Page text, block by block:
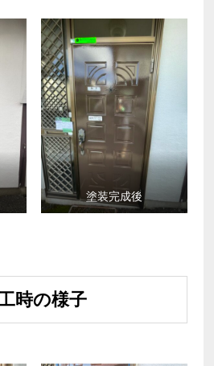
塗装完成後
時の様子